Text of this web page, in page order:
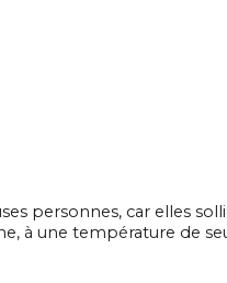
personnes, car elles
à une température de